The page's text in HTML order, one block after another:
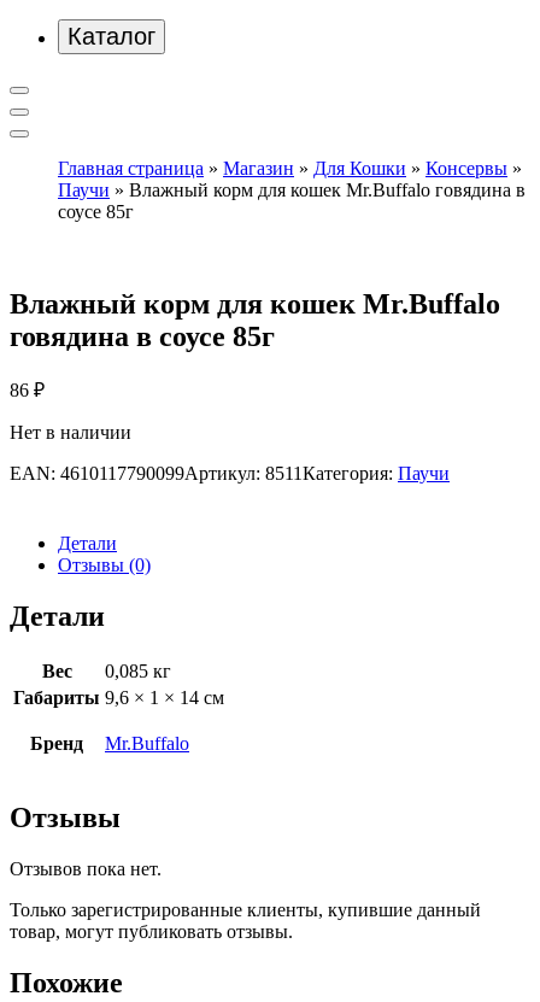
Каталог
Главная страница » Магазин » Для Кошки » Консервы »
Паучи » Влажный корм для кошек Mr.Buffalo говядина в
соусе 85г
Влажный корм для кошек Mr.Buffalo
говядина в соусе 85г
86 ₽
Нет в наличии
EAN: 4610117790099Артикул: 8511Категория: Паучи
Детали
Отзывы (0)
Детали
Вес
0,085 кг
Габариты 9,6 × 1 × 14 см
Бренд Mr.Buffalo
Отзывы
Отзывов пока нет.
Только зарегистрированные клиенты, купившие данный
товар, могут публиковать отзывы.
Похожие